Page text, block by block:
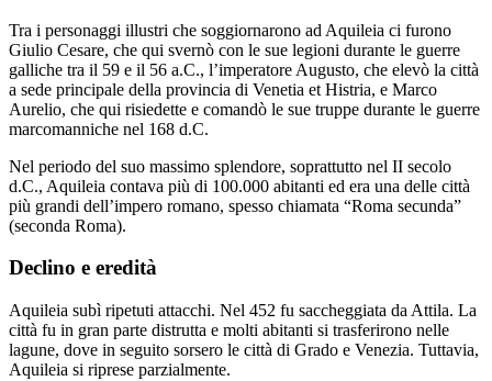
Tra i personaggi illustri che soggiornarono ad Aquileia ci furono
Giulio Cesare, che qui svernò con le sue legioni durante le guerre
galliche tra il 59 e il 56 a.C., l’imperatore Augusto, che elevò la città
a sede principale della provincia di Venetia et Histria, e Marco
Aurelio, che qui risiedette e comandò le sue truppe durante le guerre
marcomanniche nel 168 d.C.
Nel periodo del suo massimo splendore, soprattutto nel II secolo
d.C., Aquileia contava più di 100.000 abitanti ed era una delle città
più grandi dell’impero romano, spesso chiamata “Roma secunda”
(seconda Roma).
Declino e eredità
Aquileia subì ripetuti attacchi. Nel 452 fu saccheggiata da Attila. La
città fu in gran parte distrutta e molti abitanti si trasferirono nelle
lagune, dove in seguito sorsero le città di Grado e Venezia. Tuttavia,
Aquileia si riprese parzialmente.